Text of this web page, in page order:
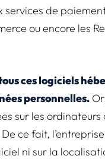
de
ou encore les
ces logiciels
personnelles.
sur les ordinateurs
ce fait, l’entreprise
ni sur la